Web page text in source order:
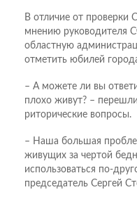
В отличие от проверки
мнению руководителя
областную
отметить юбилей
– А можете ли вы
плохо живут? –
риторические вопросы.
– Наша большая
живущих за чертой
использоваться по-
председатель Сергей